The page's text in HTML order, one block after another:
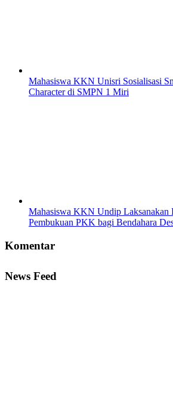
Mahasiswa KKN Unisri Sosialisasi
Character di SMPN 1 Miri
Mahasiswa KKN Undip Laksanakan
Pembukuan PKK bagi Bendahara
Komentar
News Feed